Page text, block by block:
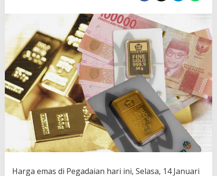
Harga emas di Pegadaian hari ini, Selasa, 14 Januari